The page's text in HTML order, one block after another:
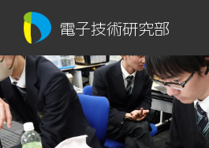
電子技術研究部